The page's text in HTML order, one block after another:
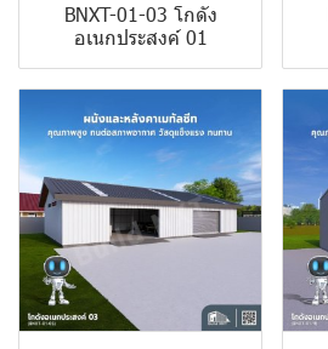
BNXT-01-03 โกดัง
อเนกประสงค์ 01